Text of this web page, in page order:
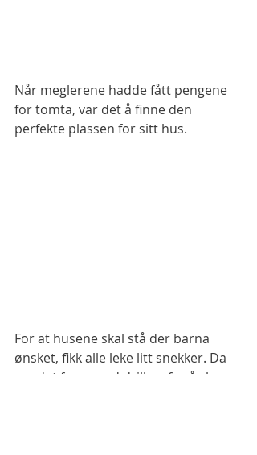
Når meglerene hadde fått pengene
for tomta, var det å finne den
perfekte plassen for sitt hus.
For at husene skal stå der barna
ønsket, fikk alle leke litt snekker. Da
var det frem med drillen, for å skru